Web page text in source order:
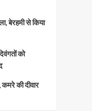
बेरहमी से किया
को
की दीवार